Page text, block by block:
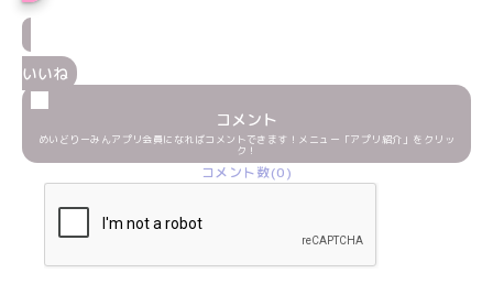
いいね
コメント
めいどりーみんアプリ会員になればコメントできます！メニュー「アプリ紹介」をクリッ
ク！
コメント数(0)